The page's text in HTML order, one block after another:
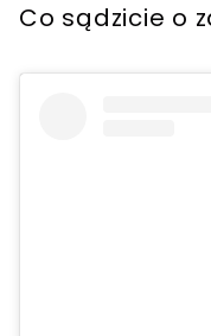
Co sądzicie o